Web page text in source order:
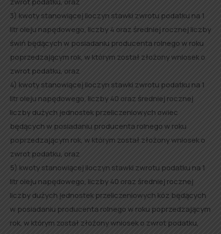
3) kwoty stanowiącej iloczyn stawki zwrotu podatku na 1
litr oleju napędowego, liczby 4 oraz średniej rocznej liczby
świń będących w posiadaniu producenta rolnego w roku
poprzedzającym rok, w którym został złożony wniosek o
zwrot podatku, oraz
4) kwoty stanowiącej iloczyn stawki zwrotu podatku na 1
litr oleju napędowego, liczby 40 oraz średniej rocznej
liczby dużych jednostek przeliczeniowych owiec
będących w posiadaniu producenta rolnego w roku
poprzedzającym rok, w którym został złożony wniosek o
zwrot podatku, oraz
5) kwoty stanowiącej iloczyn stawki zwrotu podatku na 1
litr oleju napędowego, liczby 40 oraz średniej rocznej
liczby dużych jednostek przeliczeniowych kóz będących
w posiadaniu producenta rolnego w roku poprzedzającym
rok, w którym został złożony wniosek o zwrot podatku,